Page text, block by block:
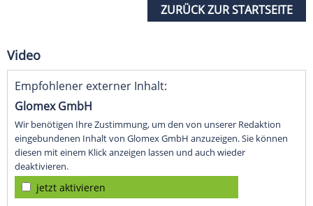
ZURÜCK ZUR STARTSEITE
Video
Empfohlener externer Inhalt:
Glomex GmbH
Wir benötigen Ihre Zustimmung, um den von unserer Redaktion
eingebundenen Inhalt von Glomex GmbH anzuzeigen. Sie können
diesen mit einem Klick anzeigen lassen und auch wieder
deaktivieren.
jetzt aktivieren